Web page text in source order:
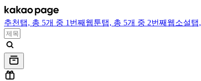
추천 탭, 총 5개 중 1번째 웹툰탭, 총 5개 중 2번째 웹소설탭,